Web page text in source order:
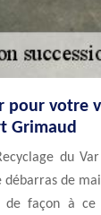
pour votre
Grimaud
du
débarras de
de façon à